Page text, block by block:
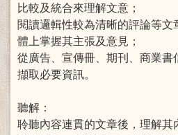
比較及統合來理解文意；
閱讀邏輯性較為清晰的評論等文
體上掌握其主張及意見；
從廣告、宣傳冊、期刊、商業書
擷取必要資訊。
聽解：
聆聽內容連貫的文章後，理解其